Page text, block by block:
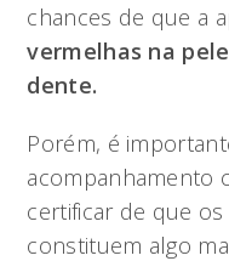
chances de que a
vermelhas na
dente.
Porém, é
acompanhamento
certificar de que
constituem algo